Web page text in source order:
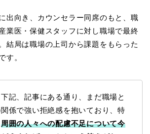
出向き、カウンセラー同席のもと、職
業医・保健スタッフに対し職場で最終
結局は職場の上司から課題をもらった
す。
記、記事にある通り、まだ職場と
係で強い拒絶感を抱いており、特
周囲の人々への配慮不足について今